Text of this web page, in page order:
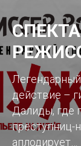
действие –
Далиды, где
преступниц-
аплодирует…